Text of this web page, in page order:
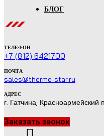
БЛОГ
ТЕЛЕФОН
+7 (812) 6421700
ПОЧТА
sales@thermo-star.ru
АДРЕС
г. Гатчина, Красноармейский
Заказать звонок